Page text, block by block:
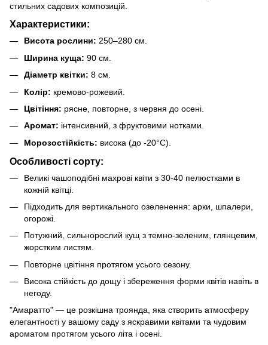
стильних садових композицій.
Характеристики:
Висота рослини: 250–280 см.
Ширина куща: 90 см.
Діаметр квітки: 8 см.
Колір: кремово-рожевий.
Цвітіння: рясне, повторне, з червня до осені.
Аромат: інтенсивний, з фруктовими нотками.
Морозостійкість: висока (до -20°C).
Особливості сорту:
Великі чашоподібні махрові квіти з 30-40 пелюстками в
кожній квітці.
Підходить для вертикального озеленення: арки, шпалери,
огорожі.
Потужний, сильнорослий кущ з темно-зеленим, глянцевим,
жорстким листям.
Повторне цвітіння протягом усього сезону.
Висока стійкість до дощу і збереження форми квітів навіть в
негоду.
"Амаратто" — це розкішна троянда, яка створить атмосферу
елегантності у вашому саду з яскравими квітами та чудовим
ароматом протягом усього літа і осені.